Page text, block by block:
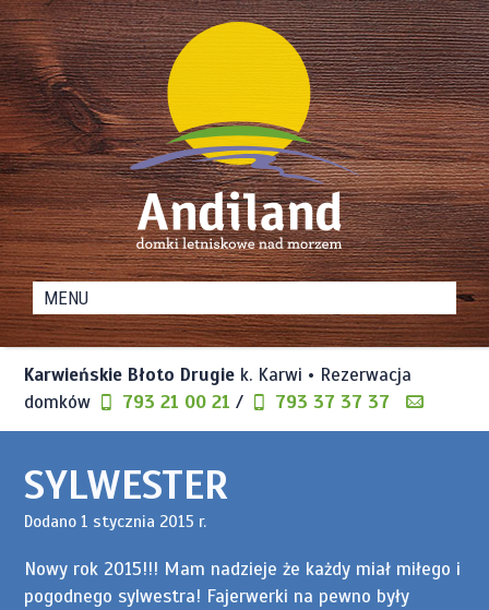
Andiland
Domki
Letniskowe
nad
Morzem
Karwieńskie Błoto Drugie k. Karwi • Rezerwacja
domków
793 21 00 21 / 793 37 37 37
SYLWESTER
Dodano 1 stycznia 2015 r.
Nowy rok 2015!!! Mam nadzieje że każdy miał miłego i
pogodnego sylwestra! Fajerwerki na pewno były